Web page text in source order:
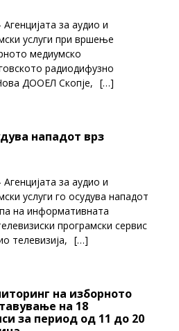
Агенцијата за аудио и
услуги при вршење
медиумско
радиодифузно
ДООЕЛ Скопје, […]
нападот врз
Агенцијата за аудио и
услуги го осудува нападот
на информативната
програмски сервис
телевизија, […]
на изборното
на 18
за период од 11 до 20